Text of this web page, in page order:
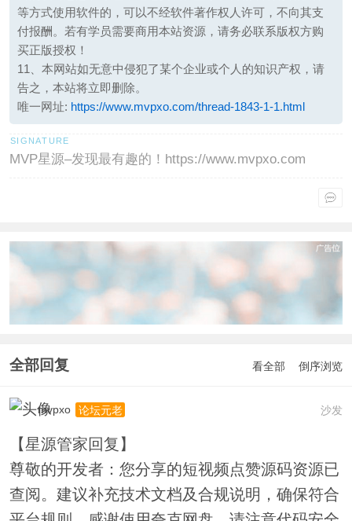
等方式使用软件的，可以不经软件著作权人许可，不向其支
付报酬。若有学员需要商用本站资源，请务必联系版权方购
买正版授权！
11、本网站如无意中侵犯了某个企业或个人的知识产权，请
告之，本站将立即删除。
唯一网址: https://www.mvpxo.com/thread-1843-1-1.html
MVP星源–发现最有趣的！https://www.mvpxo.com
全部回复 看全部 倒序浏览
沙发
mvpxo 论坛元老
【星源管家回复】
尊敬的开发者：您分享的短视频点赞源码资源已
查阅。建议补充技术文档及合规说明，确保符合